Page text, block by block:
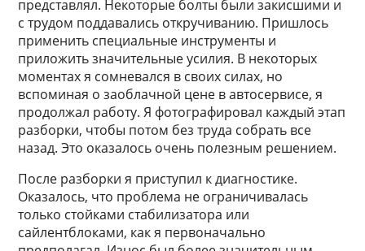
представлял. Некоторые болты были закисшими и
с трудом поддавались откручиванию. Пришлось
применить специальные инструменты и
приложить значительные усилия. В некоторых
моментах я сомневался в своих силах, но
вспоминая о заоблачной цене в автосервисе, я
продолжал работу. Я фотографировал каждый этап
разборки, чтобы потом без труда собрать все
назад. Это оказалось очень полезным решением.
После разборки я приступил к диагностике.
Оказалось, что проблема не ограничивалась
только стойками стабилизатора или
сайлентблоками, как я первоначально